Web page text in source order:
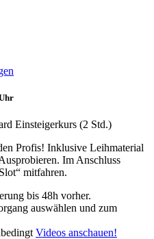
Einsteigerkurs (2 Std.)
Profis! Inklusive Leihmaterial
Im Anschluss
mitfahren.
bis 48h vorher.
auswählen und zum
Videos anschauen!